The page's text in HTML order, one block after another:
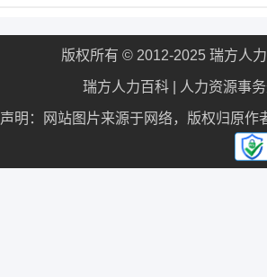
版权所有 © 2012-2025 瑞方人力
瑞方人力百科 人力资源事
声明：网站图片来源于网络，版权归原作